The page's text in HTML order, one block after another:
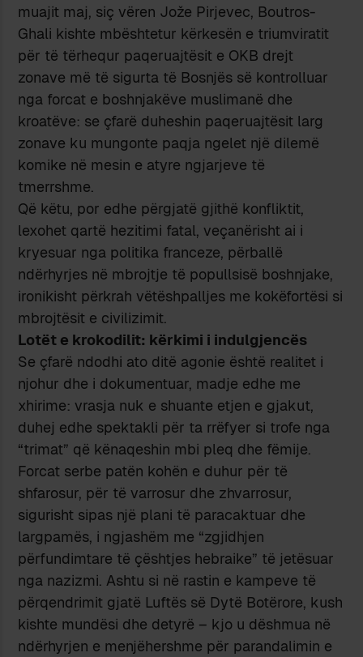
muajit maj, siç vëren Jože Pirjevec, Boutros-
Ghali kishte mbështetur kërkesën e triumviratit
për të tërhequr paqeruajtësit e OKB drejt
zonave më të sigurta të Bosnjës së kontrolluar
nga forcat e boshnjakëve muslimanë dhe
kroatëve: se çfarë duheshin paqeruajtësit larg
zonave ku mungonte paqja ngelet një dilemë
komike në mesin e atyre ngjarjeve të
tmerrshme.
Që këtu, por edhe përgjatë gjithë konfliktit,
lexohet qartë hezitimi fatal, veçanërisht ai i
kryesuar nga politika franceze, përballë
ndërhyrjes në mbrojtje të popullsisë boshnjake,
ironikisht përkrah vëtëshpalljes me kokëfortësi si
mbrojtësit e civilizimit.
Lotët e krokodilit: kërkimi i indulgjencës
Se çfarë ndodhi ato ditë agonie është realitet i
njohur dhe i dokumentuar, madje edhe me
xhirime: vrasja nuk e shuante etjen e gjakut,
duhej edhe spektakli për ta rrëfyer si trofe nga
“trimat” që kënaqeshin mbi pleq dhe fëmije.
Forcat serbe patën kohën e duhur për të
shfarosur, për të varrosur dhe zhvarrosur,
sigurisht sipas një plani të paracaktuar dhe
largpamës, i ngjashëm me “zgjidhjen
përfundimtare të çështjes hebraike” të jetësuar
nga nazizmi. Ashtu si në rastin e kampeve të
përqendrimit gjatë Luftës së Dytë Botërore, kush
kishte mundësi dhe detyrë – kjo u dëshmua në
ndërhyrjen e menjëhershme për parandalimin e